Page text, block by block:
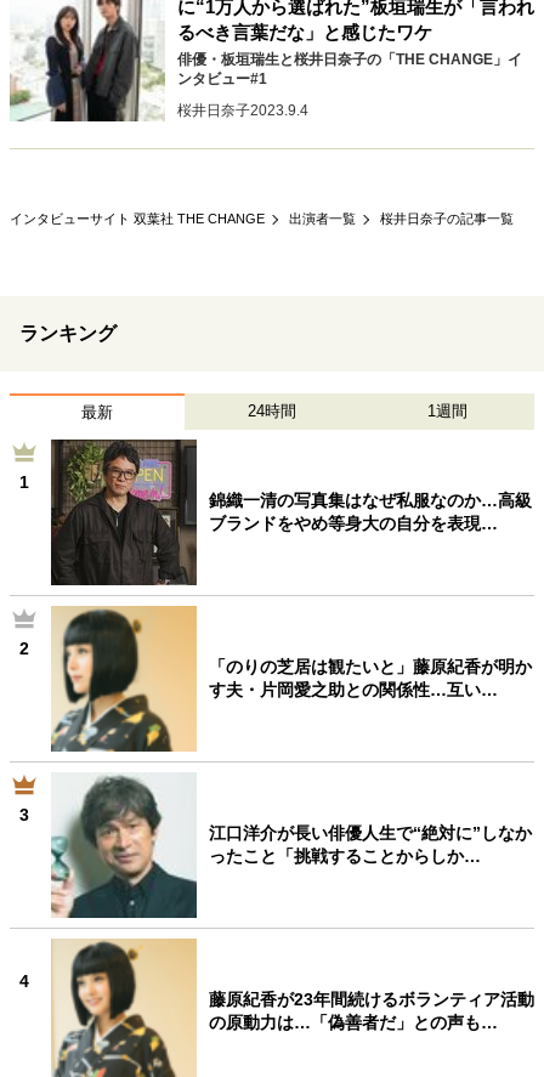
に“1万人から選ばれた”板垣瑞生が「言われ
るべき言葉だな」と感じたワケ
俳優・板垣瑞生と桜井日奈子の「THE CHANGE」イ
ンタビュー#1
桜井日奈子2023.9.4
インタビューサイト 双葉社 THE CHANGE 出演者一覧 桜井日奈子の記事一覧
ランキング
最新 24時間 1週間
1
錦織一清の写真集はなぜ私服なのか…高級
ブランドをやめ等身大の自分を表現…
2
「のりの芝居は観たいと」藤原紀香が明か
す夫・片岡愛之助との関係性…互い…
3
江口洋介が長い俳優人生で“絶対に”しなか
ったこと「挑戦することからしか…
4
藤原紀香が23年間続けるボランティア活動
の原動力は…「偽善者だ」との声も…